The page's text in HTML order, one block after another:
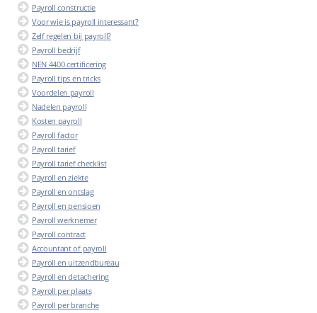
Payroll constructie
Voor wie is payroll interessant?
Zelf regelen bij payroll?
Payroll bedrijf
NEN 4400 certificering
Payroll tips en tricks
Voordelen payroll
Nadelen payroll
Kosten payroll
Payroll factor
Payroll tarief
Payroll tarief checklist
Payroll en ziekte
Payroll en ontslag
Payroll en pensioen
Payroll werknemer
Payroll contract
Accountant of payroll
Payroll en uitzendbureau
Payroll en detachering
Payroll per plaats
Payroll per branche